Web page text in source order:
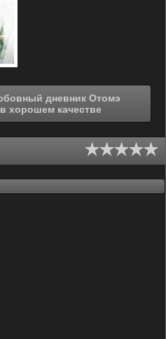
Надэсико (2012) в хорошем качестве